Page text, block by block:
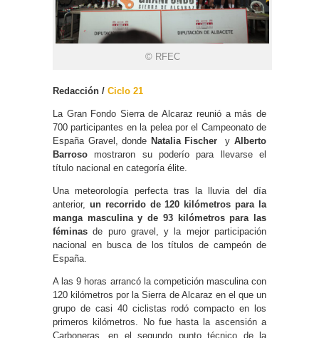
© RFEC
Redacción / Ciclo 21
La Gran Fondo Sierra de Alcaraz reunió a más de
700 participantes en la pelea por el Campeonato de
España Gravel, donde Natalia Fischer y Alberto
Barroso mostraron su poderío para llevarse el
título nacional en categoría élite.
Una meteorología perfecta tras la lluvia del día
anterior, un recorrido de 120 kilómetros para la
manga masculina y de 93 kilómetros para las
féminas de puro gravel, y la mejor participación
nacional en busca de los títulos de campeón de
España.
A las 9 horas arrancó la competición masculina con
120 kilómetros por la Sierra de Alcaraz en el que un
grupo de casi 40 ciclistas rodó compacto en los
primeros kilómetros. No fue hasta la ascensión a
Carboneras, en el segundo punto técnico de la